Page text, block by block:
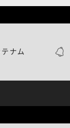
テナム